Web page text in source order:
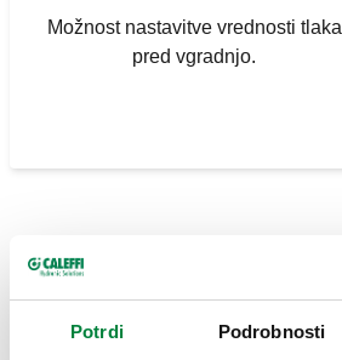
Potrdi Podrobnosti
Možnost nastavitve vrednosti tlaka
pred vgradnjo.